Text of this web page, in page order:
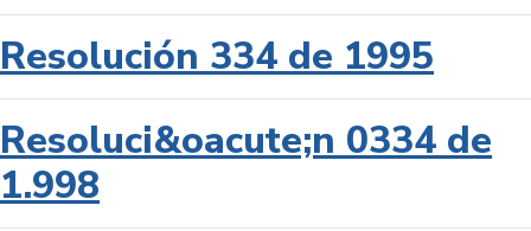
Resolución 334 de 1995
Resoluci&oacute;n 0334 de
1.998